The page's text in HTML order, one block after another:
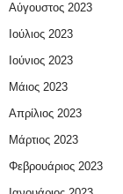
Αύγουστος 2023
Ιούλιος 2023
Ιούνιος 2023
Μάιος 2023
Απρίλιος 2023
Μάρτιος 2023
Φεβρουάριος 2023